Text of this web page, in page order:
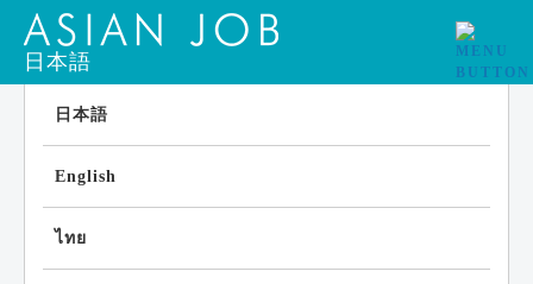
日本語
日本語
English
ไทย